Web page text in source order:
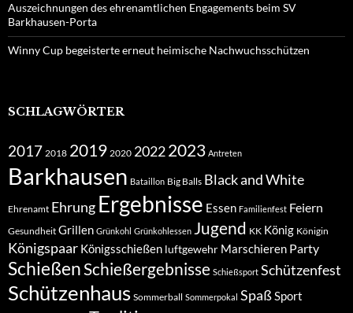
Auszeichnungen des ehrenamtlichen Engagements beim SV
Barkhausen-Porta
Winny Cup begeisterte erneut heimische Nachwuchsschützen
SCHLAGWÖRTER
2017 2018 2019 2020 20222023 Antreten
Barkhausen Bataillon Big Balls Black and White
Ehrenamt Ehrung Ergebnisse Essen Familienfest Feiern
Gesundheit Grillen Grünkohl Grünkohlessen Jugend KK König Königin
Königspaar Königsschießen luftgewehr Marschieren Party
SchießenSchießergebnisse Schießsport Schützenfest
Schützenhaus Sommerball Sommerpokal SpaßSport